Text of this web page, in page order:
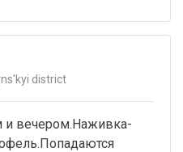
district
и вечером.Наживка-